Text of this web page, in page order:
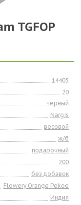
TGFOP
14405
20
черный
Nargis
весовой
ж/б
подарочный
200
без добавок
Flowery Orange Pekoe
Индия